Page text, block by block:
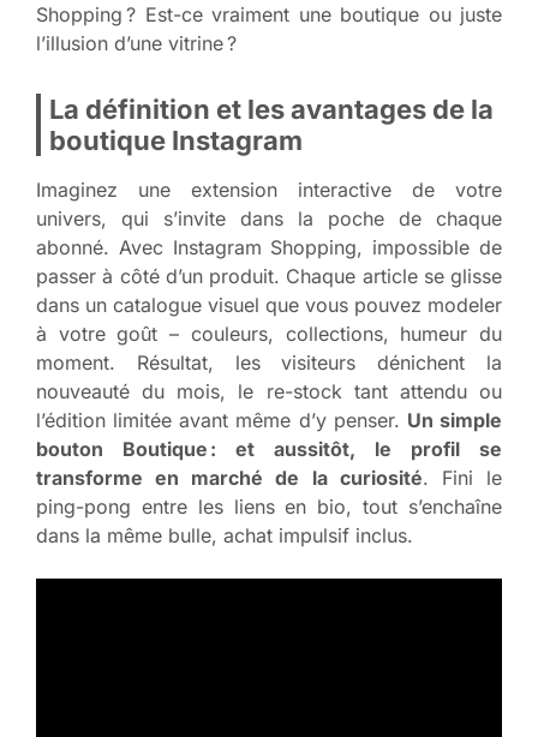
Shopping ? Est-ce vraiment une boutique ou juste
l’illusion d’une vitrine ?
La définition et les avantages de la
boutique Instagram
Imaginez une extension interactive de votre
univers, qui s’invite dans la poche de chaque
abonné. Avec Instagram Shopping, impossible de
passer à côté d’un produit. Chaque article se glisse
dans un catalogue visuel que vous pouvez modeler
à votre goût – couleurs, collections, humeur du
moment. Résultat, les visiteurs dénichent la
nouveauté du mois, le re-stock tant attendu ou
l’édition limitée avant même d’y penser. Un simple
bouton Boutique : et aussitôt, le profil se
transforme en marché de la curiosité. Fini le
ping-pong entre les liens en bio, tout s’enchaîne
dans la même bulle, achat impulsif inclus.